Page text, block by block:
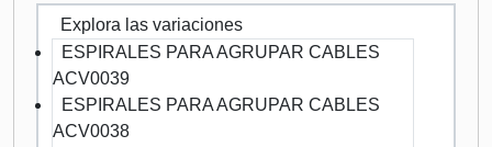
Explora las variaciones
ESPIRALES PARA AGRUPAR CABLES
ACV0039
ESPIRALES PARA AGRUPAR CABLES
ACV0038